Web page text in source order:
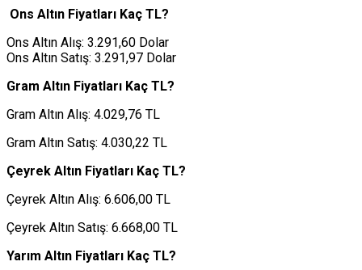
Ons Altın Fiyatları Kaç TL?
Ons Altın Alış: 3.291,60 Dolar
Ons Altın Satış: 3.291,97 Dolar
Gram Altın Fiyatları Kaç TL?
Gram Altın Alış: 4.029,76 TL
Gram Altın Satış: 4.030,22 TL
Çeyrek Altın Fiyatları Kaç TL?
Çeyrek Altın Alış: 6.606,00 TL
Çeyrek Altın Satış: 6.668,00 TL
Yarım Altın Fiyatları Kaç TL?